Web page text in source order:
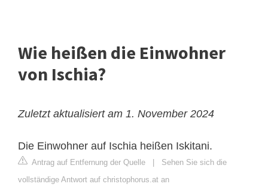
Wie heißen die Einwohner
von Ischia?
Zuletzt aktualisiert am 1. November 2024
Die Einwohner auf Ischia heißen Iskitani.
Antrag auf Entfernung der Quelle
Sehen Sie sich die
vollständige Antwort auf christophorus.at an